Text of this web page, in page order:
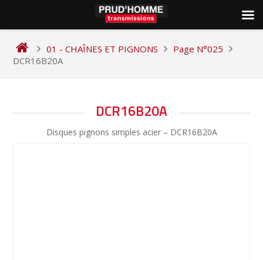
content
01 - CHAÎNES ET PIGNONS
Page N°025
DCR16B20A
DCR16B20A
Disques pignons simples acier – DCR16B20A